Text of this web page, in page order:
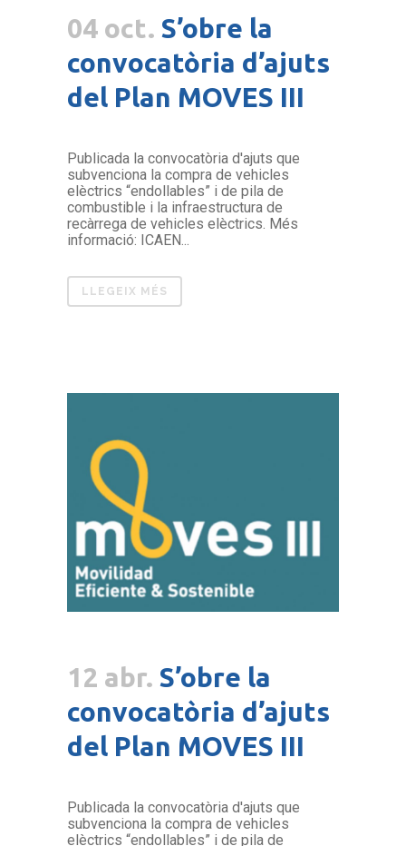
04 oct. S’obre la
convocatòria d’ajuts
del Plan MOVES III
Publicada la convocatòria d'ajuts que
subvenciona la compra de vehicles
elèctrics “endollables” i de pila de
combustible i la infraestructura de
recàrrega de vehicles elèctrics. Més
informació: ICAEN...
LLEGEIX MÉS
12 abr. S’obre la
convocatòria d’ajuts
del Plan MOVES III
Publicada la convocatòria d'ajuts que
subvenciona la compra de vehicles
elèctrics “endollables” i de pila de